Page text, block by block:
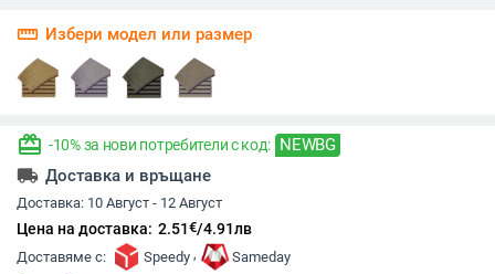
straighten Избери модел или размер
redeem -10% за нови потребители с код: NEWBG
local_shipping Доставка и връщане
Доставка: 10 Август - 12 Август
Цена на доставка: 2.51€/4.91лв
Доставяме с: Speedy ,
Sameday